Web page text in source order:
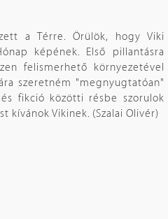
a Térre. Örülök, hogy Viki
képének. Első pillantásra
felismerhető környezetével
szeretném "megnyugtatóan"
fikció közötti résbe szorulok
kívánok Vikinek. (Szalai Olivér)